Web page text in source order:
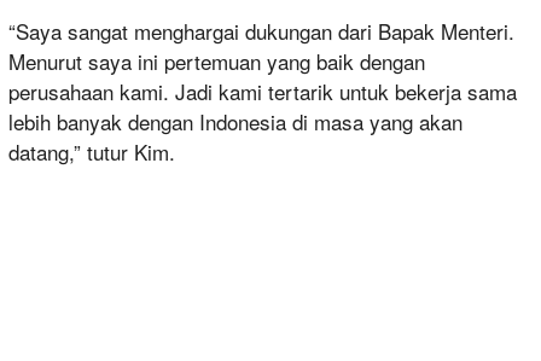
“Saya sangat menghargai dukungan dari Bapak Menteri.
Menurut saya ini pertemuan yang baik dengan
perusahaan kami. Jadi kami tertarik untuk bekerja sama
lebih banyak dengan Indonesia di masa yang akan
datang,” tutur Kim.